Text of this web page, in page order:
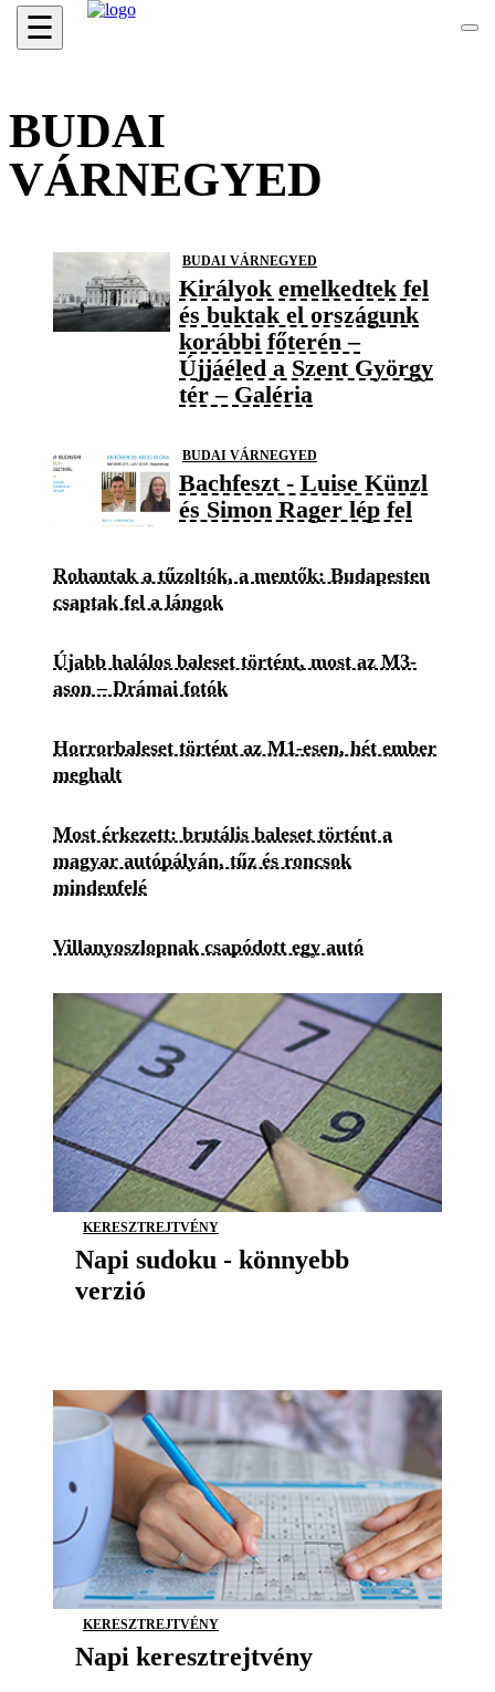
☰
BUDAI
VÁRNEGYED
BUDAI VÁRNEGYED
Királyok emelkedtek fel
és buktak el országunk
korábbi főterén –
Újjáéled a Szent György
tér – Galéria
BUDAI VÁRNEGYED
Bachfeszt - Luise Künzl
és Simon Rager lép fel
Rohantak a tűzoltók, a mentők: Budapesten
csaptak fel a lángok
Újabb halálos baleset történt, most az M3-
ason – Drámai fotók
Horrorbaleset történt az M1-esen, hét ember
meghalt
Most érkezett: brutális baleset történt a
magyar autópályán, tűz és roncsok
mindenfelé
Villanyoszlopnak csapódott egy autó
KERESZTREJTVÉNY
Napi sudoku - könnyebb
verzió
KERESZTREJTVÉNY
Napi keresztrejtvény